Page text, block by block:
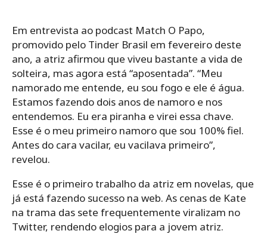
Em entrevista ao podcast Match O Papo,
promovido pelo Tinder Brasil em fevereiro deste
ano, a atriz afirmou que viveu bastante a vida de
solteira, mas agora está “aposentada”. “Meu
namorado me entende, eu sou fogo e ele é água.
Estamos fazendo dois anos de namoro e nos
entendemos. Eu era piranha e virei essa chave.
Esse é o meu primeiro namoro que sou 100% fiel.
Antes do cara vacilar, eu vacilava primeiro”,
revelou.
Esse é o primeiro trabalho da atriz em novelas, que
já está fazendo sucesso na web. As cenas de Kate
na trama das sete frequentemente viralizam no
Twitter, rendendo elogios para a jovem atriz.